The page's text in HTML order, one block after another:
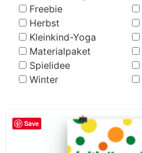
Freebie
Herbst
Kleinkind-Yoga
Materialpaket
Spielidee
Winter
Save